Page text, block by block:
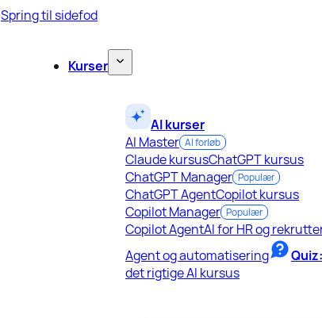
Spring til sidefod
Kurser
AI kurser
AI Master AI forløb
Claude kursusChatGPT kursus
ChatGPT Manager Populær
ChatGPT AgentCopilot kursus
Copilot Manager Populær
Copilot AgentAI for HR og
Agent og automatisering
Quiz:
det rigtige AI kursus